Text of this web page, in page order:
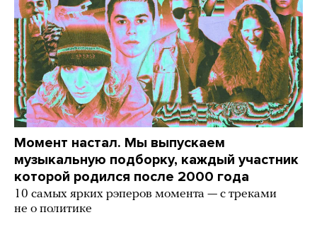
Момент настал. Мы выпускаем
музыкальную подборку, каждый участник
которой родился после 2000 года
10 самых ярких рэперов момента — с треками
не о политике